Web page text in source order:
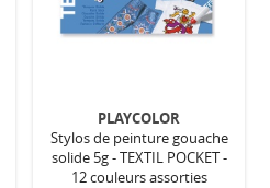
PLAYCOLOR
Stylos de peinture gouache
solide 5g - TEXTIL POCKET -
12 couleurs assorties